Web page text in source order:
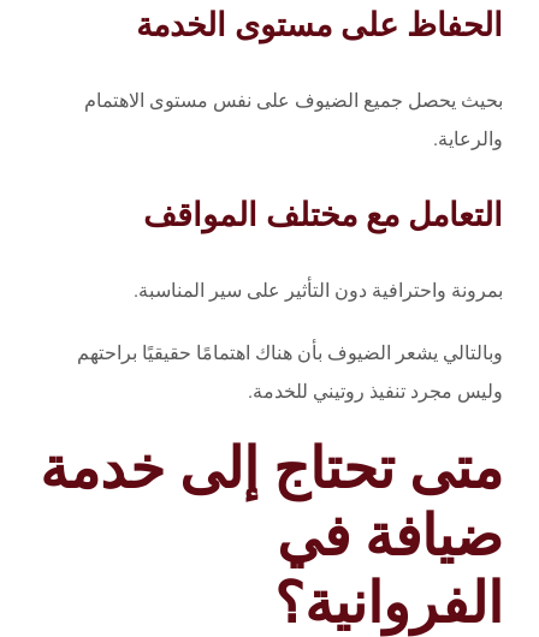
الحفاظ على مستوى الخدمة
بحيث يحصل جميع الضيوف على نفس مستوى الاهتمام
والرعاية.
التعامل مع مختلف المواقف
بمرونة واحترافية دون التأثير على سير المناسبة.
وبالتالي يشعر الضيوف بأن هناك اهتمامًا حقيقيًا براحتهم
وليس مجرد تنفيذ روتيني للخدمة.
متى تحتاج إلى خدمة
ضيافة في
الفروانية؟